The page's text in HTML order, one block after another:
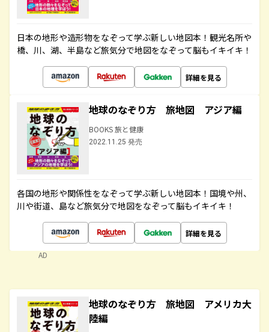
日本の地形や造形物をなぞって学ぶ新しい地図本！観光名所や
橋、川、湖、半島など旅気分で地図をなぞって脳もイキイキ！
詳細を見る
地球のなぞり方 旅地図 アジア編
BOOKS 旅と健康
2022.11.25 発売
各国の地形や関係性をなぞって学ぶ新しい地図本！国境や州、
川や街道、島など旅気分で地図をなぞって脳もイキイキ！
詳細を見る
AD
地球のなぞり方 旅地図 アメリカ大
陸編